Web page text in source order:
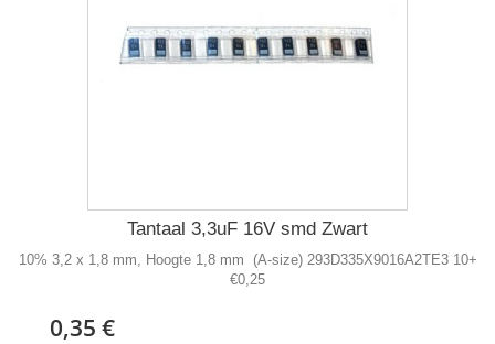
Tantaal 3,3uF 16V smd Zwart
10% 3,2 x 1,8 mm, Hoogte 1,8 mm (A-size) 293D335X9016A2TE3 10+
€0,25
0,35 €